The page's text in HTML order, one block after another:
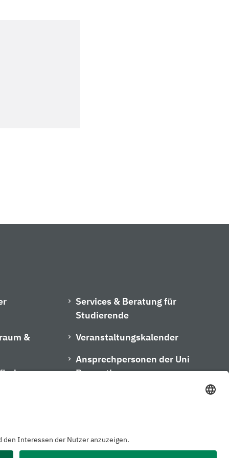
&
Services & Beratung für
Studierende
Veranstaltungskalender
Ansprechpersonen der Uni
Bayreuth
Kontakt